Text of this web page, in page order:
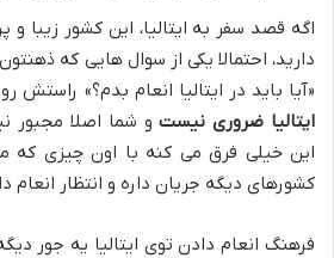
اگه قصد سفر به ایتالیا، این کشور زیبا و
دارید، احتمالا یکی از سوال هایی که
«آیا باید در ایتالیا انعام بدم؟» راستش
ایتالیا ضروری نیستو شما اصلا مجبور
این خیلی فرق می کنه با اون چیزی که
کشورهای دیگه جریان داره و انتظار انعام
فرهنگ انعام دادن توی ایتالیا یه جور